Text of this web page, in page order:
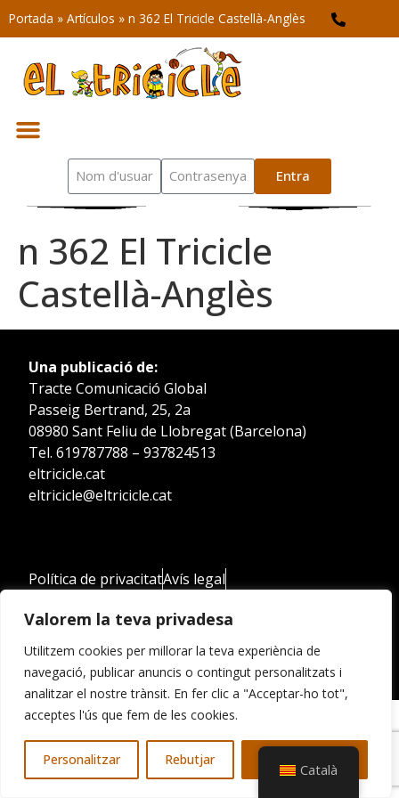
Valorem la teva privadesa
Utilitzem cookies per millorar la teva experiència de
navegació, publicar anuncis o contingut personalitzats i
analitzar el nostre trànsit. En fer clic a "Acceptar-ho tot",
acceptes l'ús que fem de les cookies.
Personalitzar Rebutjar
Portada » Artículos » n 362 El Tricicle Castellà-Anglès
Entra
n 362 El Tricicle
Castellà-Anglès
Una publicació de:
Tracte Comunicació Global
Passeig Bertrand, 25, 2a
08980 Sant Feliu de Llobregat (Barcelona)
Tel. 619787788 – 937824513
eltricicle.cat
eltricicle@eltricicle.cat
Política de privacitatAvís legal
els drets reservats
Català